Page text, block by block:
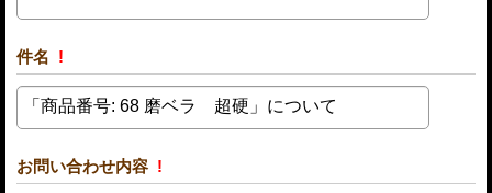
件名 !
お問い合わせ内容 !